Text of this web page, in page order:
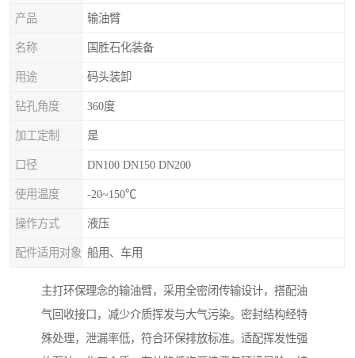
产品 输油臂
名称 国胜石化装备
用途 码头装卸
钻孔角度 360度
加工定制 是
口径 DN100 DN150 DN200
使用温度 -20~150℃
操作方式 液压
配件适用对象 船用、车用
主打环保理念的输油臂，采用全密闭传输设计，搭配油
气回收接口，减少介质挥发与大气污染。密封结构经特
殊处理，泄漏率低，符合环保排放标准。适配挥发性强